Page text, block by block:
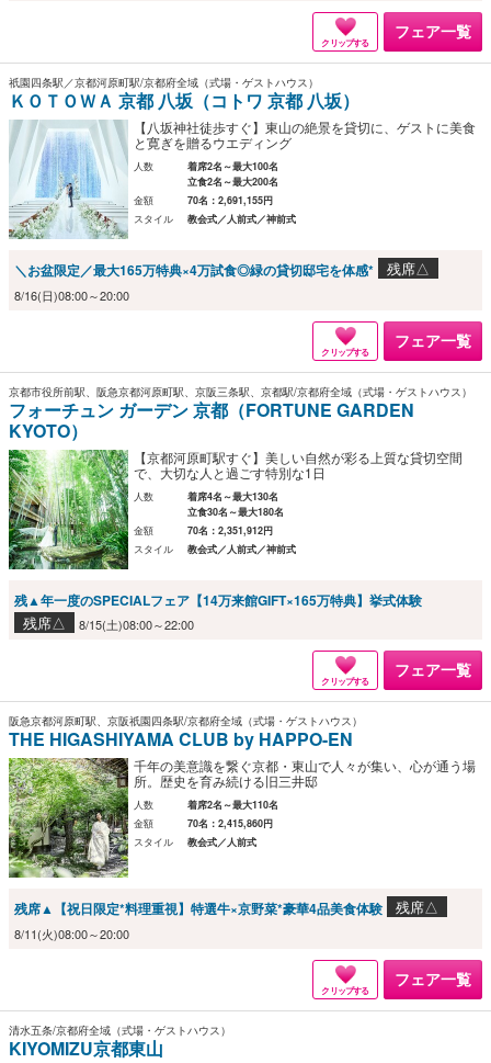
クリップする
フェア一覧
祇園四条駅／京都河原町駅/京都府全域（式場・ゲストハウス）
ＫＯＴＯＷＡ 京都 八坂（コトワ 京都 八坂）
【八坂神社徒歩すぐ】東山の絶景を貸切に、ゲストに美食
と寛ぎを贈るウエディング
人数
着席2名～最大100名
立食2名～最大200名
金額
70名：2,691,155円
スタイル
教会式／人前式／神前式
＼お盆限定／最大165万特典×4万試食◎緑の貸切邸宅を体感* 残席△
8/16(日)08:00～20:00
クリップする
フェア一覧
京都市役所前駅、阪急京都河原町駅、京阪三条駅、京都駅/京都府全域（式場・ゲストハウス）
フォーチュン ガーデン 京都（FORTUNE GARDEN
KYOTO）
【京都河原町駅すぐ】美しい自然が彩る上質な貸切空間
で、大切な人と過ごす特別な1日
人数
着席4名～最大130名
立食30名～最大180名
金額
70名：2,351,912円
スタイル
教会式／人前式／神前式
残▲年一度のSPECIALフェア【14万来館GIFT×165万特典】挙式体験
残席△ 8/15(土)08:00～22:00
クリップする
フェア一覧
阪急京都河原町駅、京阪祇園四条駅/京都府全域（式場・ゲストハウス）
THE HIGASHIYAMA CLUB by HAPPO-EN
千年の美意識を繋ぐ京都・東山で人々が集い、心が通う場
所。歴史を育み続ける旧三井邸
人数
着席2名～最大110名
金額
70名：2,415,860円
スタイル
教会式／人前式
残席▲【祝日限定*料理重視】特選牛×京野菜*豪華4品美食体験 残席△
8/11(火)08:00～20:00
クリップする
フェア一覧
清水五条/京都府全域（式場・ゲストハウス）
KIYOMIZU京都東山